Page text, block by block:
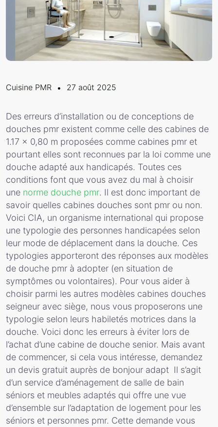
Cuisine PMR 27 août 2025
Des erreurs d’installation ou de conceptions de
douches pmr existent comme celle des cabines de
1.17 x 0,80 m proposées comme cabines pmr et
pourtant elles sont reconnues par la loi comme une
douche adapté aux handicapés. Toutes ces
conditions font que vous avez du mal à choisir
une norme douche pmr. Il est donc important de
savoir quelles cabines douches sont pmr ou non.
Voici CIA, un organisme international qui propose
une typologie des personnes handicapées selon
leur mode de déplacement dans la douche. Ces
typologies apporteront des réponses aux modèles
de douche pmr à adopter (en situation de
symptômes ou volontaires). Pour vous aider à
choisir parmi les autres modèles cabines douches
seigneur avec siège, nous vous proposerons une
typologie selon leurs habiletés motrices dans la
douche. Voici donc les erreurs à éviter lors de
l’achat d’une cabine de douche senior. Mais avant
de commencer, si cela vous intéresse, demandez
un devis gratuit auprès de bonjour adapt Il s’agit
d’un service d’aménagement de salle de bain
séniors et meubles adaptés qui offre une vue
d’ensemble sur l’adaptation de logement pour les
séniors et personnes pmr. Cette demande vous